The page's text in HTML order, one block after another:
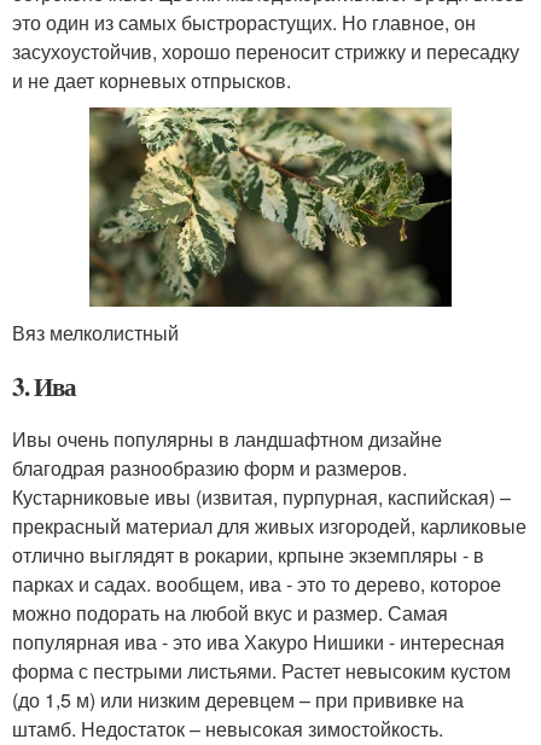
это один из самых быстрорастущих. Но главное, он
засухоустойчив, хорошо переносит стрижку и пересадку
и не дает корневых отпрысков.
Вяз мелколистный
3. Ива
Ивы очень популярны в ландшафтном дизайне
благодрая разнообразию форм и размеров.
Кустарниковые ивы (извитая, пурпурная, каспийская) –
прекрасный материал для живых изгородей, карликовые
отлично выглядят в рокарии, крпыне экземпляры - в
парках и садах. вообщем, ива - это то дерево, которое
можно подорать на любой вкус и размер. Самая
популярная ива - это ива Хакуро Нишики - интересная
форма с пестрыми листьями. Растет невысоким кустом
(до 1,5 м) или низким деревцем – при прививке на
штамб. Недостаток – невысокая зимостойкость.